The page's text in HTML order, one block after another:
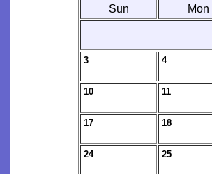
Sun Mon
3 4
10 11
17 18
24 25